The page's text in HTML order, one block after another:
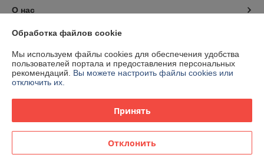
О нас
Контакты
Доставка и оплата
Полная версия сайта
Политика обработки cookies
Обработка файлов cookie
Мы используем файлы cookies для обеспечения удобства
пользователей портала и предоставления персональных
рекомендаций. Вы можете настроить файлы cookies или
отключить их.
Принять
Отклонить